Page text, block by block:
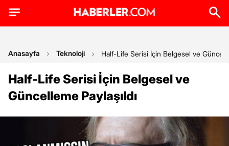
Anasayfa Teknoloji Half-Life Serisi İçin Belgesel ve
Half-Life Serisi İçin Belgesel ve
Güncelleme Paylaşıldı